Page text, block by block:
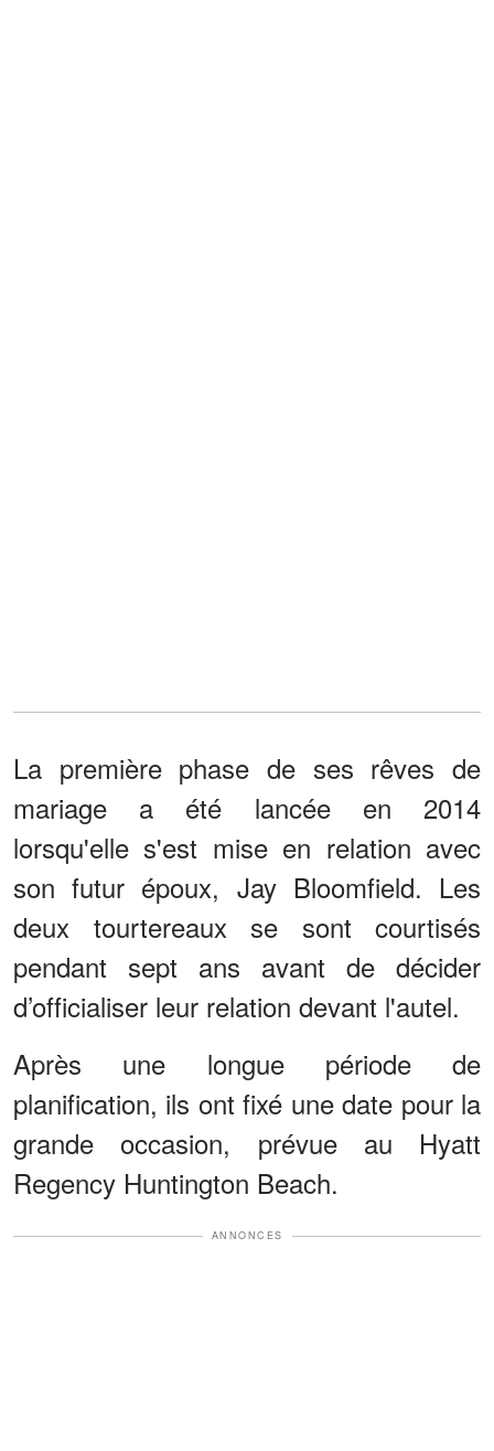
La première phase de ses rêves de
mariage a été lancée en 2014
lorsqu'elle s'est mise en relation avec
son futur époux, Jay Bloomfield. Les
deux tourtereaux se sont courtisés
pendant sept ans avant de décider
d’officialiser leur relation devant l'autel.
Après une longue période de
planification, ils ont fixé une date pour la
grande occasion, prévue au Hyatt
Regency Huntington Beach.
ANNONCES